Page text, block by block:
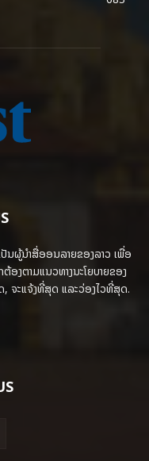
ປັນຜູ້ນຳສື່ອອນລາຍຂອງລາວ ເພື່ອ
ງຕາມແນວທາງນະໂຍບາຍຂອງ
ຈະແຈ້ງທີ່ສຸດ ແລະວ່ອງໄວທີ່ສຸດ.